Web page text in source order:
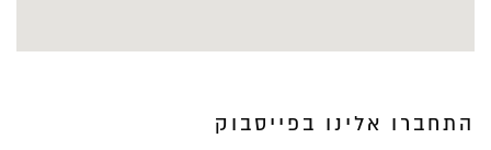
התחברו אלינו בפייסבוק